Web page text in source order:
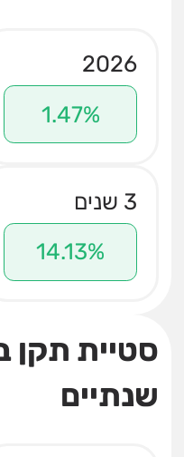
2026
1.47%
3 שנים
14.13%
סטיית תקן
שנתיים